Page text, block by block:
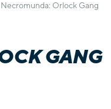
Necromunda: Orlock Gang
GANG